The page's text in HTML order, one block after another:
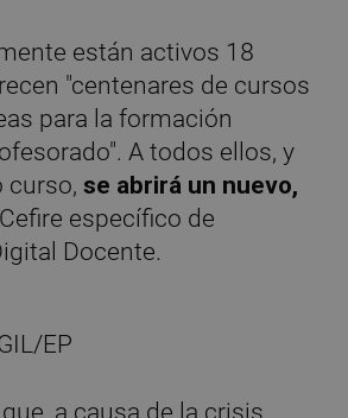
están activos 18
"centenares de cursos
para la formación
A todos ellos, y
curso,se abrirá un nuevo,
específico de
Docente.
a causa de la crisis